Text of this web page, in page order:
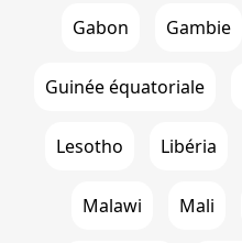
Gabon Gambie
Guinée équatoriale
Lesotho Libéria
Malawi Mali